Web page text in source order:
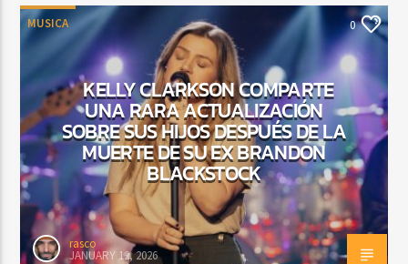
MUSICA 0
KELLY CLARKSON COMPARTE
UNA RARA ACTUALIZACIÓN
SOBRE SUS HIJOS DESPUÉS DE LA
MUERTE DE SU EX BRANDON
BLACKSTOCK
rasco
JANUARY 12, 2026